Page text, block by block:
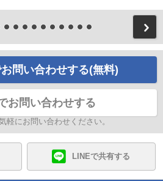
問い合わせする(無料)
お問い合わせする
軽にお問い合わせください。
LINEで共有する